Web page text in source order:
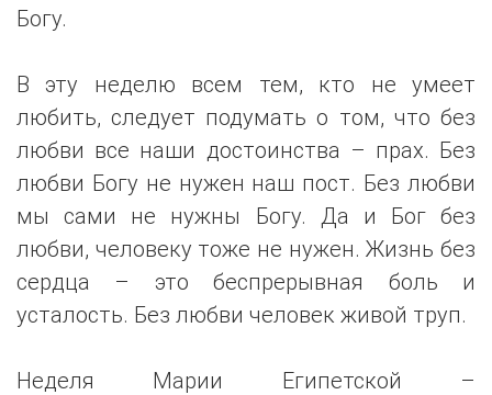
Богу.
В эту неделю всем тем, кто не умеет
любить, следует подумать о том, что без
любви все наши достоинства – прах. Без
любви Богу не нужен наш пост. Без любви
мы сами не нужны Богу. Да и Бог без
любви, человеку тоже не нужен. Жизнь без
сердца – это беспрерывная боль и
усталость. Без любви человек живой труп.
Неделя Марии Египетской –